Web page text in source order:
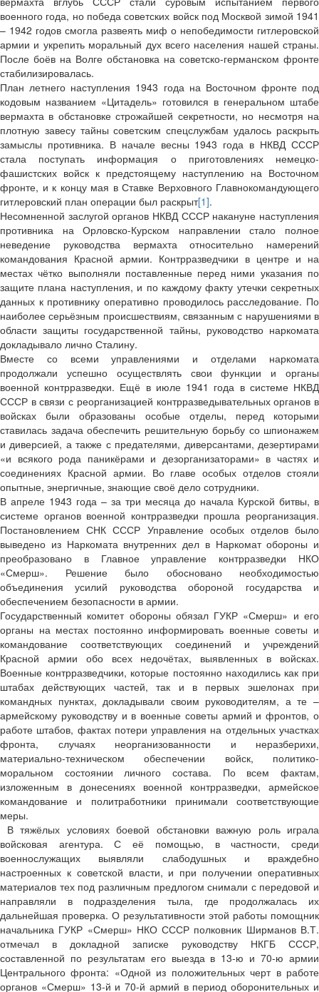
военного года, но победа советских войск под Москвой зимой 1941
– 1942 годов смогла развеять миф о непобедимости гитлеровской
армии и укрепить моральный дух всего населения нашей страны.
После боёв на Волге обстановка на советско-германском фронте
стабилизировалась.
План летнего наступления 1943 года на Восточном фронте под
кодовым названием «Цитадель» готовился в генеральном штабе
вермахта в обстановке строжайшей секретности, но несмотря на
плотную завесу тайны советским спецслужбам удалось раскрыть
замыслы противника. В начале весны 1943 года в НКВД СССР
стала поступать информация о приготовлениях немецко-
фашистских войск к предстоящему наступлению на Восточном
фронте, и к концу мая в Ставке Верховного Главнокомандующего
гитлеровский план операции был раскрыт[1].
Несомненной заслугой органов НКВД СССР накануне наступления
противника на Орловско-Курском направлении стало полное
неведение руководства вермахта относительно намерений
командования Красной армии. Контрразведчики в центре и на
местах чётко выполняли поставленные перед ними указания по
защите плана наступления, и по каждому факту утечки секретных
данных к противнику оперативно проводилось расследование. По
наиболее серьёзным происшествиям, связанным с нарушениями в
области защиты государственной тайны, руководство наркомата
докладывало лично Сталину.
Вместе со всеми управлениями и отделами наркомата
продолжали успешно осуществлять свои функции и органы
военной контрразведки. Ещё в июле 1941 года в системе НКВД
СССР в связи с реорганизацией контрразведывательных органов в
войсках были образованы особые отделы, перед которыми
ставилась задача обеспечить решительную борьбу со шпионажем
и диверсией, а также с предателями, диверсантами, дезертирами
«и всякого рода паникёрами и дезорганизаторами» в частях и
соединениях Красной армии. Во главе особых отделов стояли
опытные, энергичные, знающие своё дело сотрудники.
В апреле 1943 года – за три месяца до начала Курской битвы, в
системе органов военной контрразведки прошла реорганизация.
Постановлением СНК СССР Управление особых отделов было
выведено из Наркомата внутренних дел в Наркомат обороны и
преобразовано в Главное управление контрразведки НКО
«Смерш». Решение было обосновано необходимостью
объединения усилий руководства обороной государства и
обеспечением безопасности в армии.
Государственный комитет обороны обязал ГУКР «Смерш» и его
органы на местах постоянно информировать военные советы и
командование соответствующих соединений и учреждений
Красной армии обо всех недочётах, выявленных в войсках.
Военные контрразведчики, которые постоянно находились как при
штабах действующих частей, так и в первых эшелонах при
командных пунктах, докладывали своим руководителям, а те –
армейскому руководству и в военные советы армий и фронтов, о
работе штабов, фактах потери управления на отдельных участках
фронта, случаях неорганизованности и неразберихи,
материально-техническом обеспечении войск, политико-
моральном состоянии личного состава. По всем фактам,
изложенным в донесениях военной контрразведки, армейское
командование и политработники принимали соответствующие
меры.
В тяжёлых условиях боевой обстановки важную роль играла
войсковая агентура. С её помощью, в частности, среди
военнослужащих выявляли слабодушных и враждебно
настроенных к советской власти, и при получении оперативных
материалов тех под различным предлогом снимали с передовой и
направляли в подразделения тыла, где продолжалась их
дальнейшая проверка. О результативности этой работы помощник
начальника ГУКР «Смерш» НКО СССР полковник Ширманов В.Т.
отмечал в докладной записке руководству НКГБ СССР,
составленной по результатам его выезда в 13-ю и 70-ю армии
Центрального фронта: «Одной из положительных черт в работе
органов «Смерш» 13-й и 70-й армий в период оборонительных и